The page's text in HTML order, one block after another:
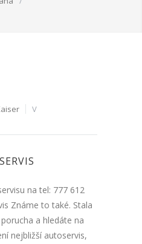
V
na tel: 777 612
Známe to také. Stala
a hledáte na
nejbližší autoservis,